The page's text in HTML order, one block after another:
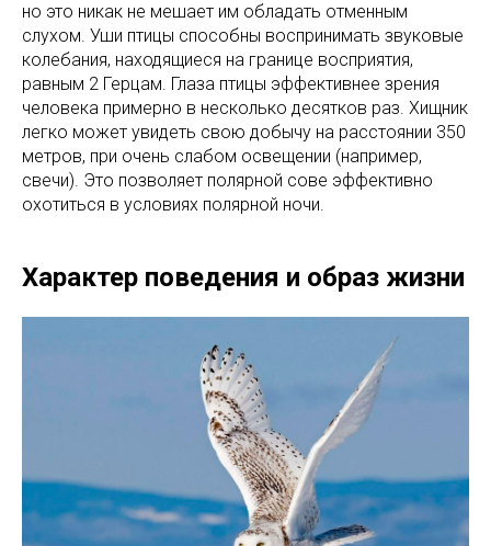
но это никак не мешает им обладать отменным
слухом. Уши птицы способны воспринимать звуковые
колебания, находящиеся на границе восприятия,
равным 2 Герцам. Глаза птицы эффективнее зрения
человека примерно в несколько десятков раз. Хищник
легко может увидеть свою добычу на расстоянии 350
метров, при очень слабом освещении (например,
свечи). Это позволяет полярной сове эффективно
охотиться в условиях полярной ночи.
Характер поведения и образ жизни